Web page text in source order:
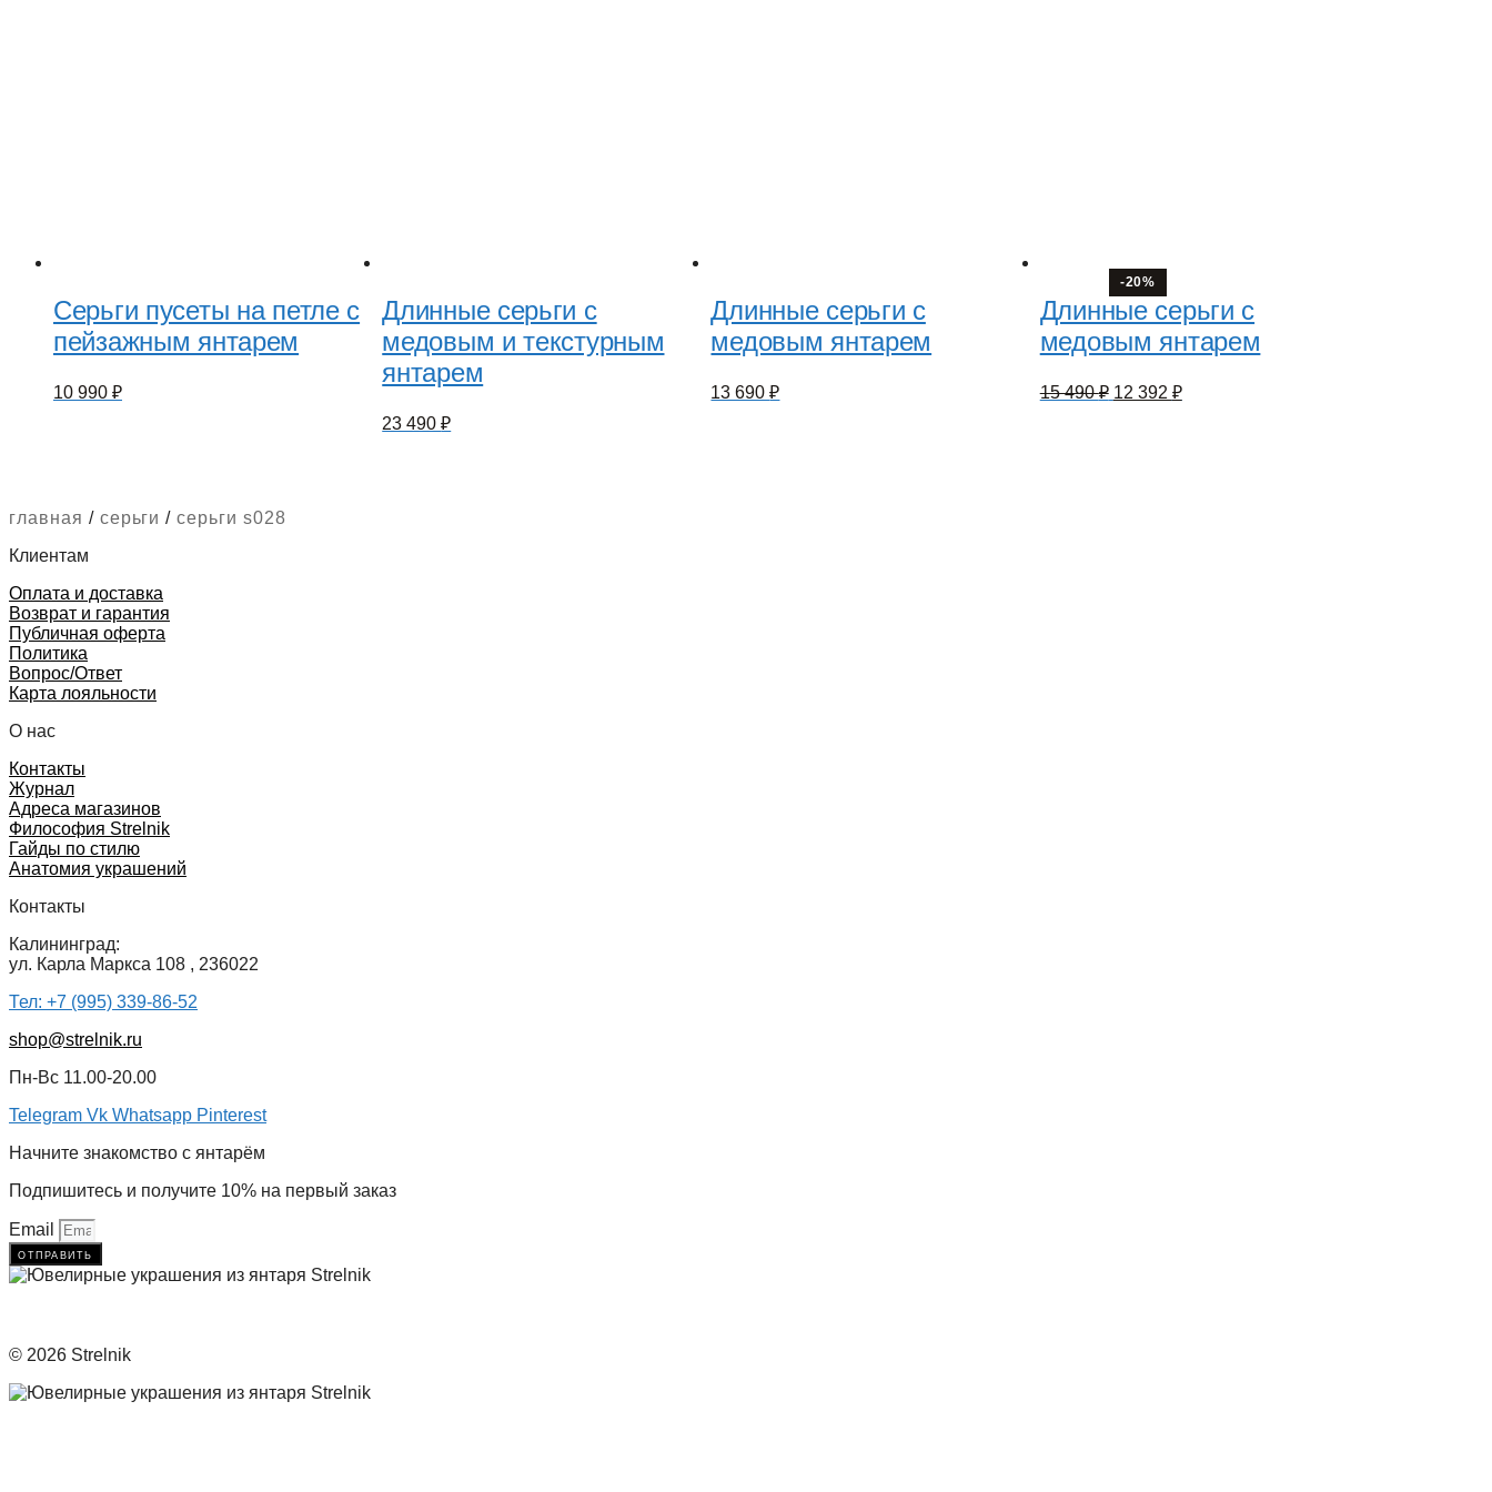
Серьги пусеты на петле с
пейзажным янтарем
10 990 ₽
Длинные серьги с
медовым и текстурным
янтарем
23 490₽
Длинные серьги с
медовым янтарем
13 690₽
-20%
Длинные серьги с
медовым янтарем
15 490₽ Первоначальная
12 392 ₽Текущая
главная / серьги /серьги s028
Клиентам
Оплата и доставка
Возврат и гарантия
Публичная оферта
Политика
Вопрос/Ответ
Карта лояльности
О нас
Контакты
Журнал
Адреса магазинов
Философия Strelnik
Гайды по стилю
Анатомия украшений
Контакты
Калининград:
ул. Карла Маркса 108 , 236022
Тел: +7 (995) 339-86-52
shop@strelnik.ru
Пн-Вс 11.00-20.00
Telegram Vk Whatsapp Pinterest
Начните знакомство с янтарём
Подпишитесь и получите 10% на первый заказ
Email
отправить
© 2026 Strelnik